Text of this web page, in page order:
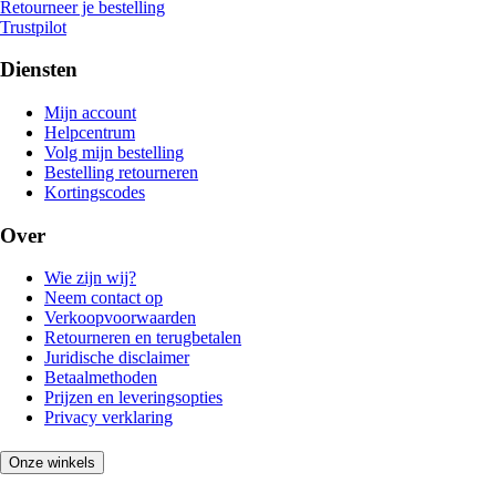
Retourneer je bestelling
Trustpilot
Diensten
Mijn account
Helpcentrum
Volg mijn bestelling
Bestelling retourneren
Kortingscodes
Over
Wie zijn wij?
Neem contact op
Verkoopvoorwaarden
Retourneren en terugbetalen
Juridische disclaimer
Betaalmethoden
Prijzen en leveringsopties
Privacy verklaring
Onze winkels